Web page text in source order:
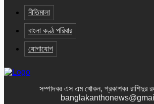
নীতিমালা
বাংলা কণ্ঠ পরিবার
যোগাযোগ
সম্পাদকঃ এস এম খোকন, প্রকাশকঃ রাশিদুর